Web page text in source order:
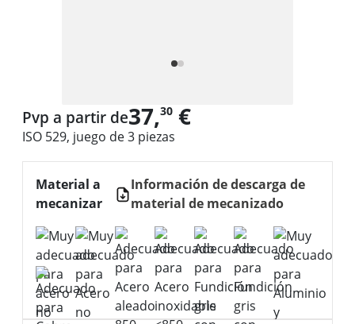
Pvp a partir de37,30 €
ISO 529, juego de 3 piezas
Material a
mecanizar
Información de descarga de
material de mecanizado